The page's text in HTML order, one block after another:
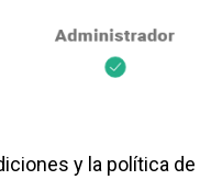
y la política de